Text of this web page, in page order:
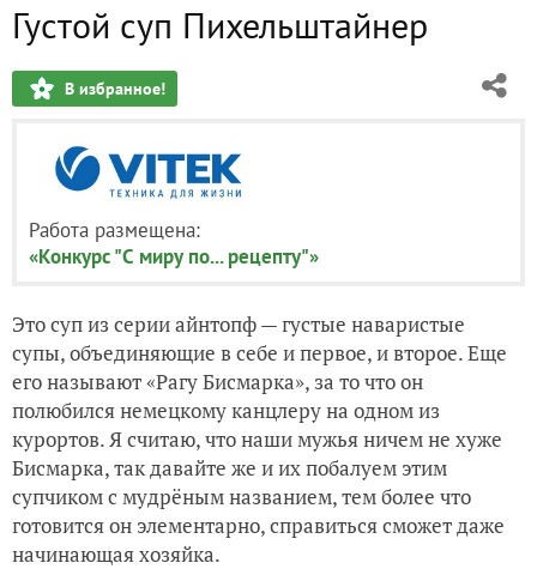
Густой суп Пихельштайнер
В избранное!
Работа размещена:
«Конкурс "С миру по... рецепту"»
Это суп из серии айнтопф — густые наваристые
супы, объединяющие в себе и первое, и второе. Еще
его называют «Рагу Бисмарка», за то что он
полюбился немецкому канцлеру на одном из
курортов. Я считаю, что наши мужья ничем не хуже
Бисмарка, так давайте же и их побалуем этим
супчиком с мудрёным названием, тем более что
готовится он элементарно, справиться сможет даже
начинающая хозяйка.